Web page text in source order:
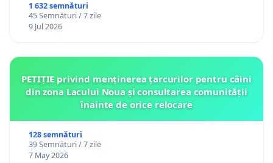
1 632 semnături
45 Semnături / 7 zile
9 Jul 2026
PETIȚIE privind menținerea țarcurilor pentru câini
din zona Lacului Noua și consultarea comunității
înainte de orice relocare
128 semnături
39 Semnături / 7 zile
7 May 2026